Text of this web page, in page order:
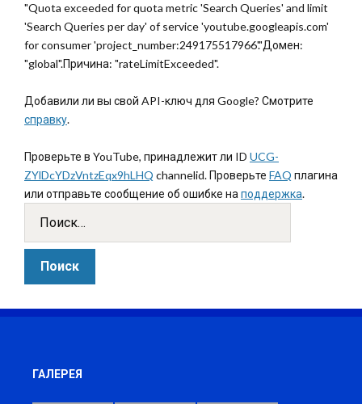
"Quota exceeded for quota metric 'Search Queries' and limit
'Search Queries per day' of service 'youtube.googleapis.com'
for consumer 'project_number:249175517966'."Домен:
"global".Причина: "rateLimitExceeded".
Добавили ли вы свой API-ключ для Google? Смотрите
справку.
Проверьте в YouTube, принадлежит ли ID UCG-
ZYlDcYDzVntzEqx9hLHQ channelid. Проверьте FAQ плагина
или отправьте сообщение об ошибке на поддержка.
ГАЛЕРЕЯ